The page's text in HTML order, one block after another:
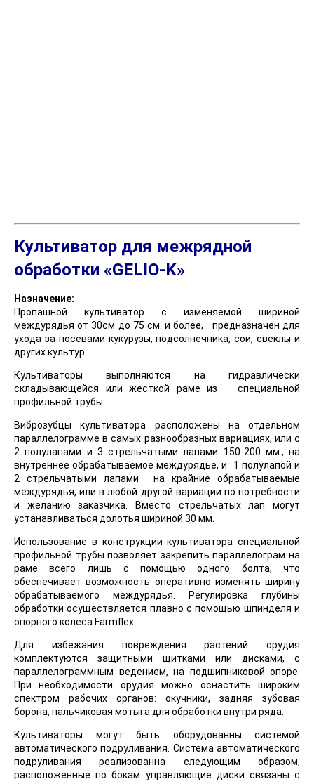
Культиватор для межрядной
обработки «GELIO-K»
Назначение:
Пропашной культиватор с изменяемой шириной
междурядья от 30см до 75 см. и более, предназначен для
ухода за посевами кукурузы, подсолнечника, сои, свеклы и
других культур.
Культиваторы выполняются на гидравлически
складывающейся или жесткой раме из специальной
профильной трубы.
Виброзубцы культиватора расположены на отдельном
параллелограмме в самых разнообразных вариациях, или с
2 полулапами и 3 стрельчатыми лапами 150-200 мм., на
внутреннее обрабатываемое междурядье, и 1 полулапой и
2 стрельчатыми лапами на крайние обрабатываемые
междурядья, или в любой другой вариации по потребности
и желанию заказчика. Вместо стрельчатых лап могут
устанавливаться долотья шириной 30 мм.
Использование в конструкции культиватора специальной
профильной трубы позволяет закрепить параллелограм на
раме всего лишь с помощью одного болта, что
обеспечивает возможность оперативно изменять ширину
обрабатываемого междурядья. Регулировка глубины
обработки осуществляется плавно с помощью шпинделя и
опорного колеса Farmflex.
Для избежания повреждения растений орудия
комплектуются защитными щитками или дисками, с
параллелограммным ведением, на подшипниковой опоре.
При необходимости орудия можно оснастить широким
спектром рабочих органов: окучники, задняя зубовая
борона, пальчиковая мотыга для обработки внутри ряда.
Культиваторы могут быть оборудованны системой
автоматического подруливания. Система автоматического
подруливания реализованна следующим образом,
расположенные по бокам управляющие диски связаны с